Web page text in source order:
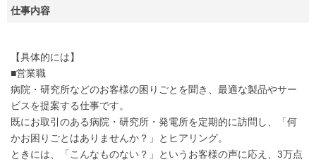
仕事内容
【具体的には】
■営業職
病院・研究所などのお客様の困りごとを聞き、最適な製品やサー
ビスを提案する仕事です。
既にお取引のある病院・研究所・発電所を定期的に訪問し、「何
かお困りごとはありませんか？」とヒアリング。
ときには、「こんなものない？」というお客様の声に応え、3万点